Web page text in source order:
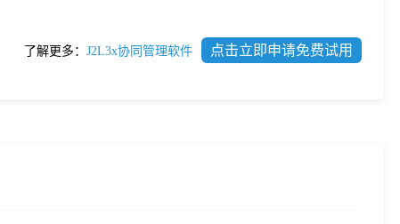
了解更多： J2L3x协同管理软件 点击立即申请免费试用